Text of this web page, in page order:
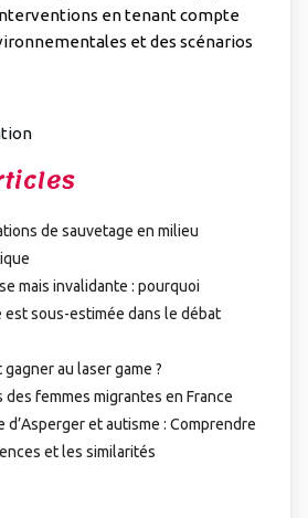
en tenant compte
et des scénarios
de sauvetage en milieu
mais invalidante : pourquoi
est sous-estimée dans le débat
gagner au laser game ?
des femmes migrantes en France
d’Asperger et autisme : Comprendre
et les similarités